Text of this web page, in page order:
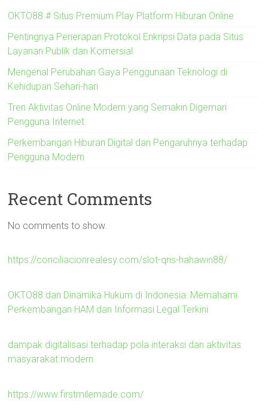
OKTO88 # Situs Premium Play Platform Hiburan Online
Pentingnya Penerapan Protokol Enkripsi Data pada Situs
Layanan Publik dan Komersial
Mengenal Perubahan Gaya Penggunaan Teknologi di
Kehidupan Sehari-hari
Tren Aktivitas Online Modern yang Semakin Digemari
Pengguna Internet
Perkembangan Hiburan Digital dan Pengaruhnya terhadap
Pengguna Modern
Recent Comments
No comments to show.
https://conciliacionrealesy.com/slot-qris-hahawin88/
OKTO88 dan Dinamika Hukum di Indonesia: Memahami
Perkembangan HAM dan Informasi Legal Terkini
dampak digitalisasi terhadap pola interaksi dan aktivitas
masyarakat modern
https://www.firstmilemade.com/